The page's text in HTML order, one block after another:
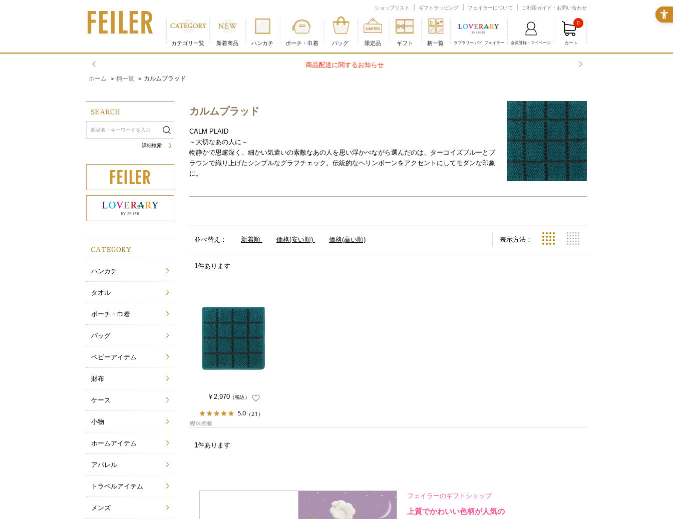
ショップリスト ギフトラッピング フェイラーについて ご利用ガイド・お問い合わせ
カテゴリ一覧 新着商品 ハンカチ ポーチ・巾着 バッグ 限定品 ギフト 柄一覧 ラブラリー バイ フェイラー 会員登録・マイページ カート
0
商品配送に関するお知らせ
ホーム > 柄一覧 > カルムプラッド
カルムプラッド
CALM PLAID
～大切なあの人に～
物静かで思慮深く、細かい気遣いの素敵なあの人を思い浮かべながら選んだのは、ターコイズブルーとブ
ラウンで織り上げたシンプルなグラフチェック。伝統的なヘリンボーンをアクセントにしてモダンな印象
に。
表示方法：
サムネイル(4列)サムネイル(5列) 並べ替え： 新着順 価格(安い順) 価格(高い順)
1件あります
￥2,970（税込）
5.0 （21）
1件あります
フェイラーのギフトショップ
上質でかわいい色柄が人気の
詳細検索
ハンカチ
タオル
ポーチ・巾着
バッグ
ベビーアイテム
財布
ケース
小物
ホームアイテム
アパレル
トラベルアイテム
メンズ